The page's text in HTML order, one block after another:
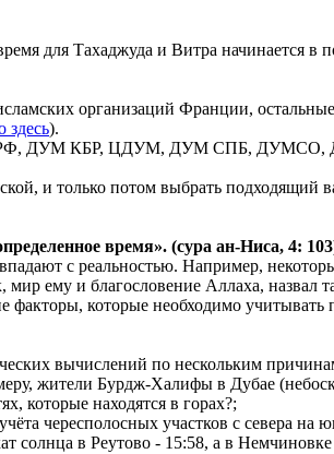
для Тахаджуда и Витра начинается в
организаций Франции,
здесь).
РФ, ДУМ КБР, ЦДУМ, ДУМ СПБ, ДУМСО,
и только потом выбрать подходящий
время». (сура ан-Ниса, 4:
с реальностью. Например,
ему и благословение Аллаха, назвал
факторы, которые необходимо учитывать
вычислений по нескольким
жители Бурдж-Халифы в Дубае
которые находятся в горах?;
чересполосных участков с
солнца в Реутово - 15:58, а в